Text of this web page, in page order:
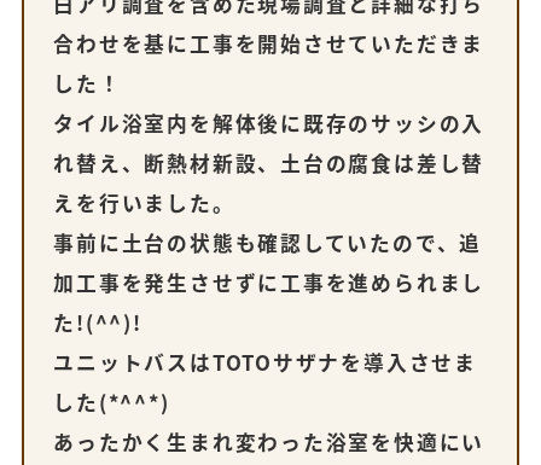
合わせを基に工事を開始させていただきま
した！
タイル浴室内を解体後に既存のサッシの入
れ替え、断熱材新設、土台の腐食は差し替
えを行いました。
事前に土台の状態も確認していたので、追
加工事を発生させずに工事を進められまし
た!(^^)!
ユニットバスはTOTOサザナを導入させま
した(*^^*)
あったかく生まれ変わった浴室を快適にい